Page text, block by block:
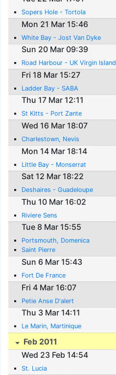
Sopers Hole - Tortola
Mon 21 Mar 15:46
White Bay - Jost Van Dyke
Sun 20 Mar 09:39
Road Harbour - UK Virgin Island
Fri 18 Mar 15:27
Ladder Bay - SABA
Thu 17 Mar 12:11
St Kitts - Port Zante
Wed 16 Mar 18:07
Charlestown, Nevis
Mon 14 Mar 18:14
Little Bay - Monserrat
Sat 12 Mar 18:22
Deshaires - Guadeloupe
Thu 10 Mar 16:02
Riviere Sens
Tue 8 Mar 15:55
Portsmouth, Domenica
Saint Pierre
Sun 6 Mar 15:43
Fort De France
Fri 4 Mar 16:07
Petie Anse D'alert
Thu 3 Mar 14:11
Le Marin, Martinique
Feb 2011
Wed 23 Feb 14:54
St. Lucia